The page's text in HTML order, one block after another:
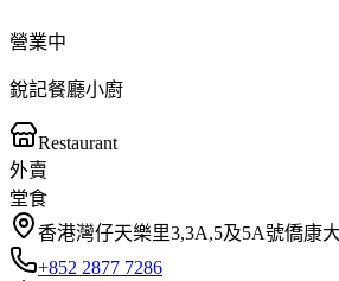
營業中
銳記餐廳小廚
Restaurant
外賣
堂食
香港灣仔天樂里3,3A,5及5A號僑康
+852 2877 7286